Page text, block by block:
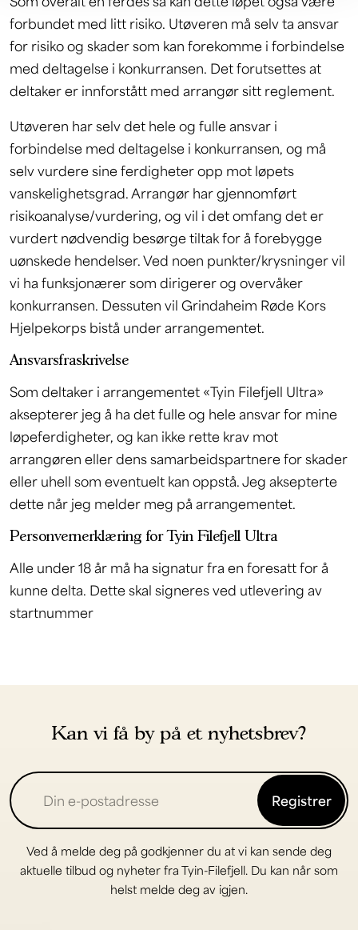
forbundet med litt risiko. Utøveren må selv ta ansvar
for risiko og skader som kan forekomme i forbindelse
med deltagelse i konkurransen. Det forutsettes at
deltaker er innforstått med arrangør sitt reglement.
Utøveren har selv det hele og fulle ansvar i
forbindelse med deltagelse i konkurransen, og må
selv vurdere sine ferdigheter opp mot løpets
vanskelighetsgrad. Arrangør har gjennomført
risikoanalyse/vurdering, og vil i det omfang det er
vurdert nødvendig besørge tiltak for å forebygge
uønskede hendelser. Ved noen punkter/krysninger vil
vi ha funksjonærer som dirigerer og overvåker
konkurransen. Dessuten vil Grindaheim Røde Kors
Hjelpekorps bistå under arrangementet.
Ansvarsfraskrivelse
Som deltaker i arrangementet «Tyin Filefjell Ultra»
aksepterer jeg å ha det fulle og hele ansvar for mine
løpeferdigheter, og kan ikke rette krav mot
arrangøren eller dens samarbeidspartnere for skader
eller uhell som eventuelt kan oppstå. Jeg aksepterte
dette når jeg melder meg på arrangementet.
Personvernerklæring for Tyin Filefjell Ultra
Alle under 18 år må ha signatur fra en foresatt for å
kunne delta. Dette skal signeres ved utlevering av
startnummer
Kan vi få by på et nyhetsbrev?
Registrer
Ved å melde deg på godkjenner du at vi kan sende deg
aktuelle tilbud og nyheter fra Tyin-Filefjell. Du kan når som
helst melde deg av igjen.